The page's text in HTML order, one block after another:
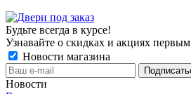
Будьте всегда в курсе!
Узнавайте о скидках и акциях первым
Новости магазина
Новости